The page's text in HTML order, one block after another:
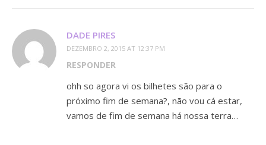
DADE PIRES
DEZEMBRO 2, 2015 AT 12:37 PM
RESPONDER
ohh so agora vi os bilhetes são para o
próximo fim de semana?, não vou cá estar,
vamos de fim de semana há nossa terra…